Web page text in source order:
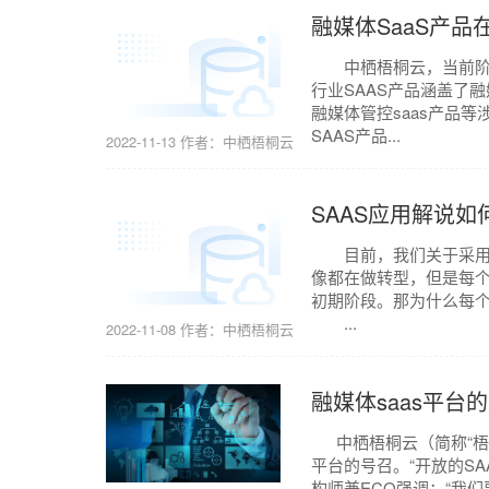
融媒体SaaS产品
中栖梧桐云，当前阶
行业SAAS产品涵盖了
融媒体管控saas产品等
SAAS产品...
2022-11-13 作者：中栖梧桐云
SAAS应用解说如
目前，我们关于采
像都在做转型，但是
初期阶段。那为什么
...
2022-11-08 作者：中栖梧桐云
融媒体saas平台
中栖梧桐云（简称“梧
平台的号召。“开放的